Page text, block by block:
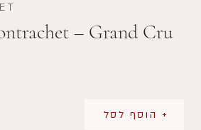
– Grand Cru
+ הוסף לסל